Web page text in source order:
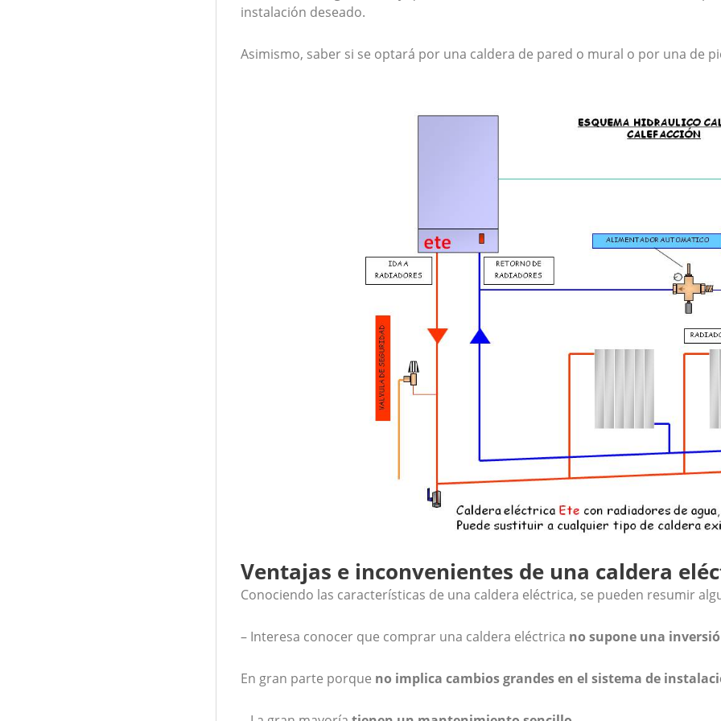
instalación deseado.
Asimismo, saber si se optará por una caldera de pared o mural o por una de
Ventajas e inconvenientes de una caldera
Conociendo las características de una caldera eléctrica, se pueden resumir
– Interesa conocer que comprar una caldera eléctrica no supone una
En gran parte porque no implica cambios grandes en el sistema de